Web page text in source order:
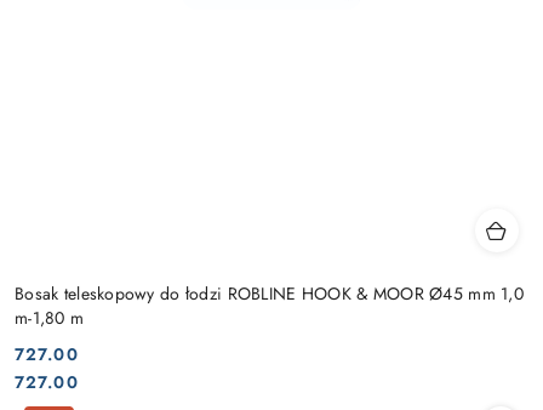
Bosak teleskopowy do łodzi ROBLINE HOOK & MOOR Ø45 mm 1,0
m-1,80 m
Cena:
727.00
Cena:
727.00